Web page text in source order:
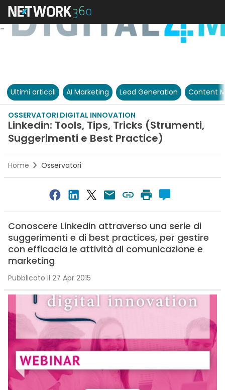
Ultimi articoli AI Marketing Lead Generation Content
OSSERVATORI DIGITAL INNOVATION
Linkedin: Tools, Tips, Tricks (Strumenti,
Suggerimenti e Best Practice)
Home Osservatori
Conoscere Linkedin attraverso una serie di
suggerimenti e di best practices, per gestire
con efficacia le attività di comunicazione e
marketing
Pubblicato il 27 Apr 2015